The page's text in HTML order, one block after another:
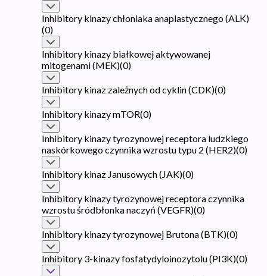
Inhibitory kinazy chłoniaka anaplastycznego (ALK)
(0)
Inhibitory kinazy białkowej aktywowanej
mitogenami (MEK)(0)
Inhibitory kinaz zależnych od cyklin (CDK)(0)
Inhibitory kinazy mTOR(0)
Inhibitory kinazy tyrozynowej receptora ludzkiego
naskórkowego czynnika wzrostu typu 2 (HER2)(0)
Inhibitory kinaz Janusowych (JAK)(0)
Inhibitory kinazy tyrozynowej receptora czynnika
wzrostu śródbłonka naczyń (VEGFR)(0)
Inhibitory kinazy tyrozynowej Brutona (BTK)(0)
Inhibitory 3-kinazy fosfatydyloinozytolu (PI3K)(0)